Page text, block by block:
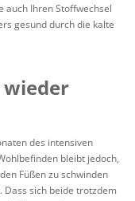
auch Ihren Stoffwechsel
gesund durch die kalte
wieder
des intensiven
bleibt jedoch,
Füßen zu schwinden
sich beide trotzdem